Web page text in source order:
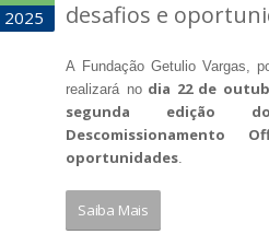
2025
desafios e
A Fundação Getulio Vargas,
realizará nodia 22 de
segunda edição
Descomissionamento
oportunidades.
Saiba Mais